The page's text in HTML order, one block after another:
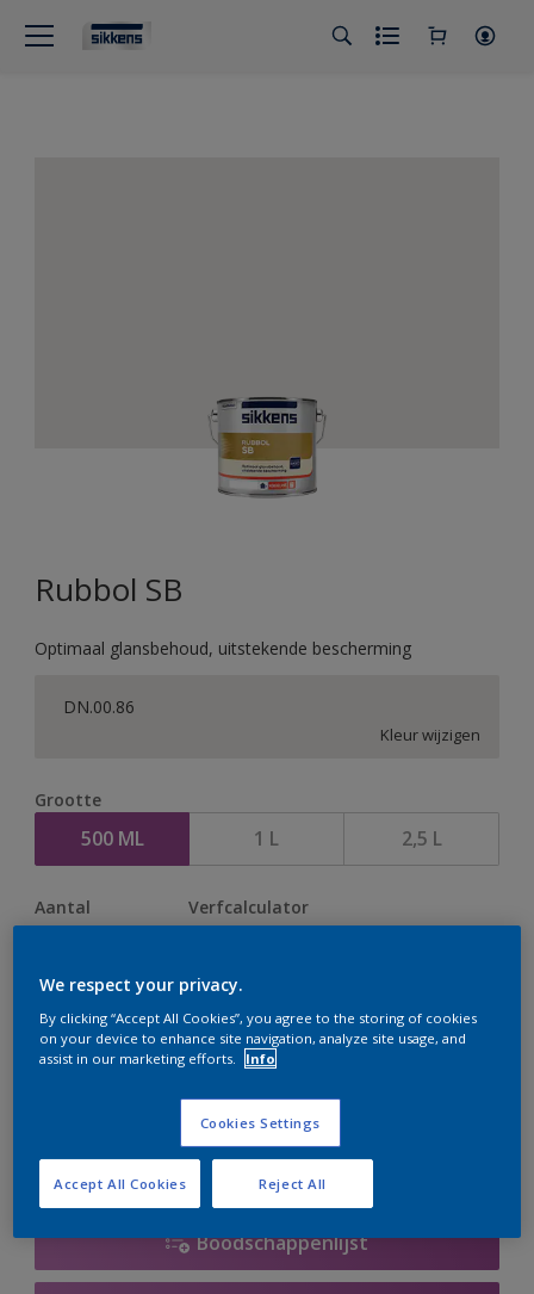
Rubbol SB
Optimaal glansbehoud, uitstekende bescherming
DN.00.86
Kleur wijzigen
Grootte
500 ML 1 L 2,5 L
Aantal Verfcalculator
Op dit moment is het niet mogelijk dit product online
te bestellen. Houd de website in de gaten, we werken
Boodschappenlijst
We respect your privacy.
By clicking “Accept All Cookies”, you agree to the storing of cookies
on your device to enhance site navigation, analyze site usage, and
assist in our marketing efforts.
Info
Cookies Settings
Reject All
Accept All Cookies